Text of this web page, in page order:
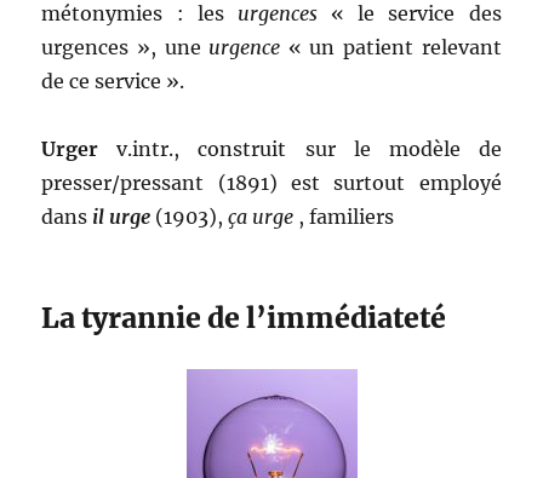
métonymies : les urgences« le service des
urgences », une urgence « un patient relevant
de ce service ».
Urger v.intr., construit sur le modèle de
presser/pressant (1891) est surtout employé
dans il urge (1903),ça urge , familiers
La tyrannie de l’immédiateté